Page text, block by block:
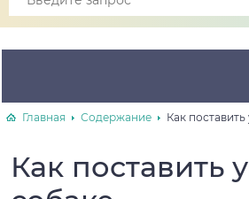
Главная Содержание Как
Как поставить